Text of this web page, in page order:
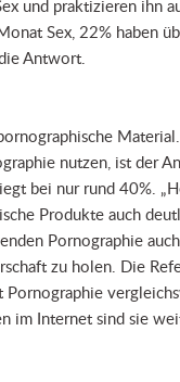
und praktizieren ihn
Sex, 22% haben
Antwort.
nutzen, ist der
bei nur rund 40%.
Produkte auch
Pornographie
zu holen. Die
im Internet sind sie